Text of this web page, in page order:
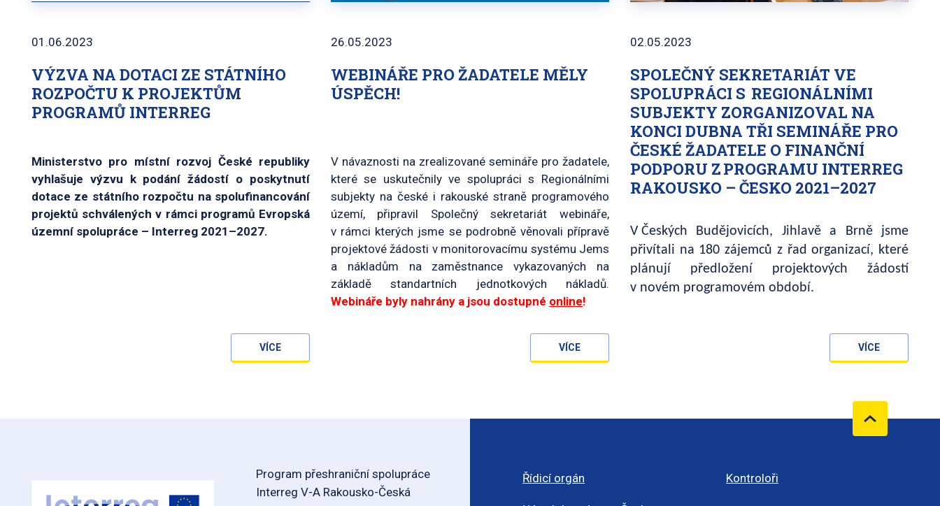
VÝZVA NA DOTACI ZE STÁTNÍHO
ROZPOČTU K PROJEKTŮM
PROGRAMŮ INTERREG
01.06.2023
Ministerstvo pro místní rozvoj České republiky
vyhlašuje výzvu k podání žádostí o poskytnutí
dotace ze státního rozpočtu na spolufinancování
projektů schválených v rámci programů Evropská
územní spolupráce – Interreg 2021–2027.
VÍCE
WEBINÁŘE PRO ŽADATELE MĚLY
ÚSPĚCH!
26.05.2023
V návaznosti na zrealizované semináře pro žadatele,
které se uskutečnily ve spolupráci s Regionálními
subjekty na české i rakouské straně programového
území, připravil Společný sekretariát webináře,
v rámci kterých jsme se podrobně věnovali přípravě
projektové žádosti v monitorovacímu systému Jems
a nákladům na zaměstnance vykazovaných na
základě standartních jednotkových nákladů.
Webináře byly nahrány a jsou dostupné online!
VÍCE
SPOLEČNÝ SEKRETARIÁT VE
SPOLUPRÁCI S REGIONÁLNÍMI
SUBJEKTY ZORGANIZOVAL NA
KONCI DUBNA TŘI SEMINÁŘE PRO
ČESKÉ ŽADATELE O FINANČNÍ
PODPORU Z PROGRAMU INTERREG
RAKOUSKO – ČESKO 2021–2027
02.05.2023
V Českých Budějovicích, Jihlavě a Brně jsme
přivítali na 180 zájemců z řad organizací, které
plánují předložení projektových žádostí
v novém programovém období.
VÍCE
Program přeshraniční spolupráce
Interreg V-A Rakousko-Česká
Řídicí orgán Kontroloři